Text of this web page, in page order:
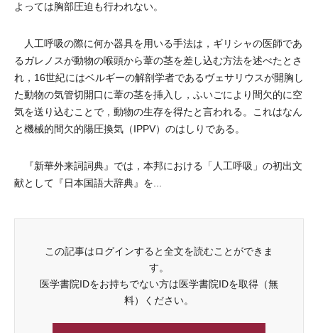
よっては胸部圧迫も行われない。
人工呼吸の際に何か器具を用いる手法は，ギリシャの医師であ
るガレノスが動物の喉頭から葦の茎を差し込む方法を述べたとさ
れ，16世紀にはベルギーの解剖学者であるヴェサリウスが開胸し
た動物の気管切開口に葦の茎を挿入し，ふいごにより間欠的に空
気を送り込むことで，動物の生存を得たと言われる。これはなん
と機械的間欠的陽圧換気（IPPV）のはしりである。
『新華外来詞詞典』では，本邦における「人工呼吸」の初出文
献として『日本国語大辞典』を...
この記事はログインすると全文を読むことができま
す。
医学書院IDをお持ちでない方は医学書院IDを取得（無
料）ください。